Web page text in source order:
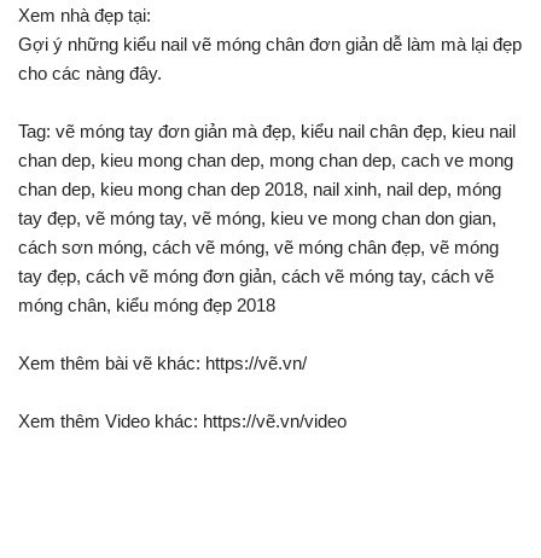
Xem nhà đẹp tại:
Gợi ý những kiểu nail vẽ móng chân đơn giản dễ làm mà lại đẹp
cho các nàng đây.
Tag: vẽ móng tay đơn giản mà đẹp, kiểu nail chân đẹp, kieu nail
chan dep, kieu mong chan dep, mong chan dep, cach ve mong
chan dep, kieu mong chan dep 2018, nail xinh, nail dep, móng
tay đẹp, vẽ móng tay, vẽ móng, kieu ve mong chan don gian,
cách sơn móng, cách vẽ móng, vẽ móng chân đẹp, vẽ móng
tay đẹp, cách vẽ móng đơn giản, cách vẽ móng tay, cách vẽ
móng chân, kiểu móng đẹp 2018
Xem thêm bài vẽ khác: https://vẽ.vn/
Xem thêm Video khác: https://vẽ.vn/video